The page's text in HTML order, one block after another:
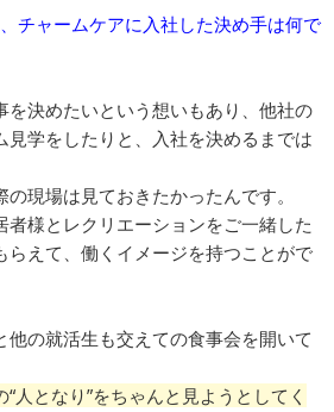
チャームケアに入社した決め手は何で
を決めたいという想いもあり、他社の
見学をしたりと、入社を決めるまでは
現場は見ておきたかったんです。
者様とレクリエーションをご一緒した
らえて、働くイメージを持つことがで
他の就活生も交えての食事会を開いて
“人となり”をちゃんと見ようとしてく